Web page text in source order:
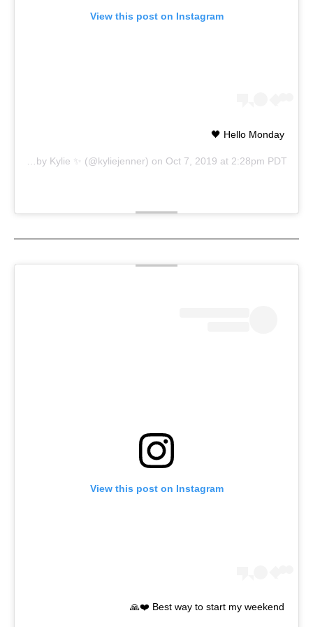
View this post on Instagram
Hello Monday 🖤
A post shared by Kylie ✨ (@kyliejenner) on Oct 7, 2019 at 2:28pm PDT
View this post on Instagram
Best way to start my weekend ❤️🙏